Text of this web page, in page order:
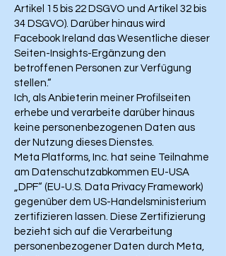
Artikel 15 bis 22 DSGVO und Artikel 32 bis
34 DSGVO). Darüber hinaus wird
Facebook Ireland das Wesentliche dieser
Seiten-Insights-Ergänzung den
betroffenen Personen zur Verfügung
stellen.“
Ich, als Anbieterin meiner Profilseiten
erhebe und verarbeite darüber hinaus
keine personenbezogenen Daten aus
der Nutzung dieses Dienstes.
Meta Platforms, Inc. hat seine Teilnahme
am Datenschutzabkommen EU-USA
„DPF“ (EU-U.S. Data Privacy Framework)
gegenüber dem US-Handelsministerium
zertifizieren lassen. Diese Zertifizierung
bezieht sich auf die Verarbeitung
personenbezogener Daten durch Meta,